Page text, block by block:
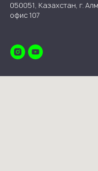
050051, Казахстан, г.
офис 107